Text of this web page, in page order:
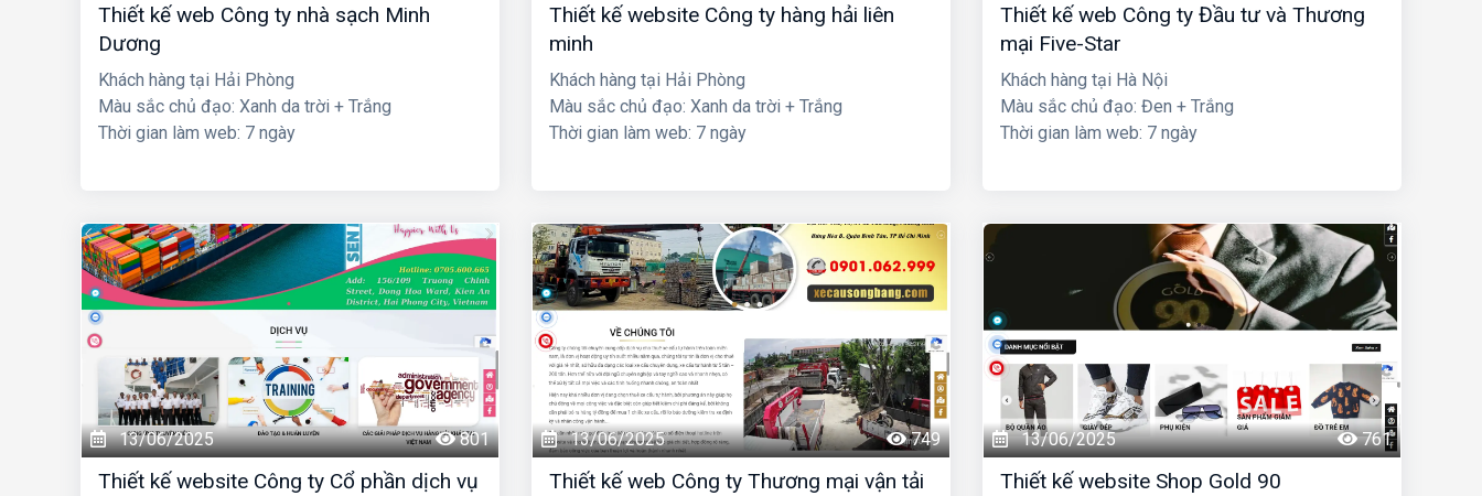
Thiết kế web Công ty nhà sạch Minh
Dương
Khách hàng tại Hải Phòng
Màu sắc chủ đạo: Xanh da trời + Trắng
Thời gian làm web: 7 ngày
Thiết kế website Công ty hàng hải liên
minh
Khách hàng tại Hải Phòng
Màu sắc chủ đạo: Xanh da trời + Trắng
Thời gian làm web: 7 ngày
Thiết kế web Công ty Đầu tư và Thương
mại Five-Star
Khách hàng tại Hà Nội
Màu sắc chủ đạo: Đen + Trắng
Thời gian làm web: 7 ngày
13/06/2025 801
Thiết kế website Công ty Cổ phần dịch vụ
13/06/2025 749
Thiết kế web Công ty Thương mại vận tải
13/06/2025 761
Thiết kế website Shop Gold 90